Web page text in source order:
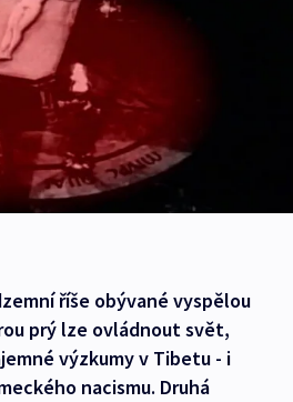
říše obývané vyspělou
prý lze ovládnout svět,
výzkumy v Tibetu - i
nacismu. Druhá